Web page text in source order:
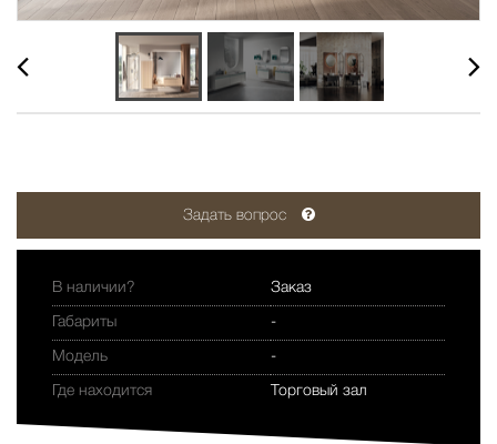
Задать вопрос
В наличии? Заказ
Габариты -
Модель -
Где находится Торговый зал